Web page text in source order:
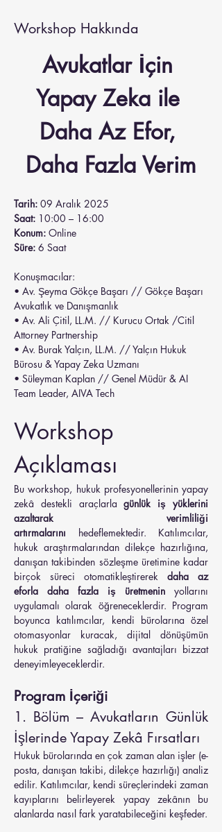
Workshop Hakkında
Avukatlar İçin
Yapay Zeka ile
Daha Az Efor,
Daha Fazla Verim
Tarih: 09 Aralık 2025
Saat: 10:00 – 16:00
Konum: Online
Süre: 6 Saat
Konuşmacılar:
• Av. Şeyma Gökçe Başarı // Gökçe Başarı
Avukatlık ve Danışmanlık
• Av. Ali Çitil, LL.M. // Kurucu Ortak /Citil
Attorney Partnership
• Av. Burak Yalçın, LL.M. // Yalçın Hukuk
Bürosu & Yapay Zeka Uzmanı
• Süleyman Kaplan // Genel Müdür & AI
Team Leader, AIVA Tech
Workshop
Açıklaması
Bu workshop, hukuk profesyonellerinin yapay
zekâ destekli araçlarla günlük iş yüklerini
azaltarak verimliliği
artırmalarını hedeflemektedir. Katılımcılar,
hukuk araştırmalarından dilekçe hazırlığına,
danışan takibinden sözleşme üretimine kadar
birçok süreci otomatikleştirerek daha az
eforla daha fazla iş üretmenin yollarını
uygulamalı olarak öğreneceklerdir. Program
boyunca katılımcılar, kendi bürolarına özel
otomasyonlar kuracak, dijital dönüşümün
hukuk pratiğine sağladığı avantajları bizzat
deneyimleyeceklerdir.
Program İçeriği
1. Bölüm – Avukatların Günlük
İşlerinde Yapay Zekâ Fırsatları
Hukuk bürolarında en çok zaman alan işler (e-
posta, danışan takibi, dilekçe hazırlığı) analiz
edilir. Katılımcılar, kendi süreçlerindeki zaman
kayıplarını belirleyerek yapay zekânın bu
alanlarda nasıl fark yaratabileceğini keşfeder.